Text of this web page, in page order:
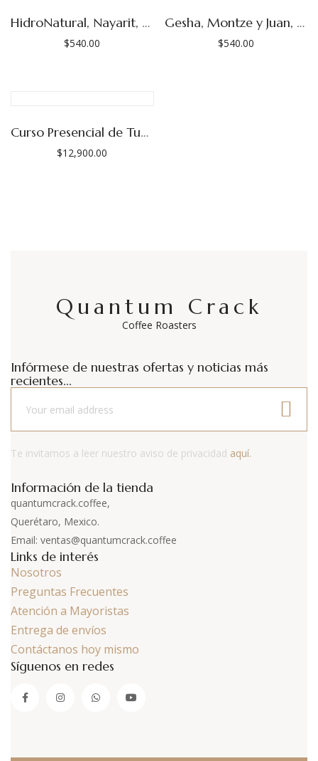
$285.00
$580.00.
$465.00.
HidroNatural, Nayarit, Emilio Inda
$540.00
Gesha, Montze y Juan, Finca Púrpura (Las Adelitas)
$540.00
Curso Presencial de Tueste, Mayo 2026.
$12,900.00
Quantum Crack
Coffee Roasters
Infórmese de nuestras ofertas y noticias más
recientes...
Te invitamos a leer nuestro aviso de privacidad aquí.
Información de la tienda
quantumcrack.coffee,
Querétaro, Mexico.
Email: ventas@quantumcrack.coffee
Links de interés
Nosotros
Preguntas Frecuentes
Atención a Mayoristas
Entrega de envíos
Contáctanos hoy mismo
Síguenos en redes